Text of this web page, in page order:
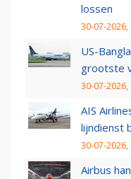
lossen
30-07-2026,
US-
grootste
30-07-2026,
AIS
lijndienst
30-07-2026,
Airbus